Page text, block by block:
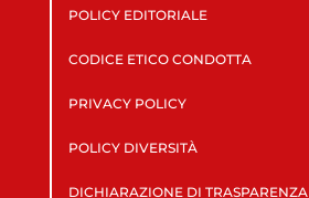
POLICY EDITORIALE
CODICE ETICO CONDOTTA
PRIVACY POLICY
POLICY DIVERSITÀ
DICHIARAZIONE DI TRASPARENZA